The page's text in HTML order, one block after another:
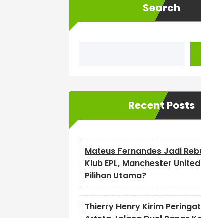
Search
Recent Posts
Mateus Fernandes Jadi
Klub EPL, Manchester
Pilihan Utama?
Thierry Henry Kirim